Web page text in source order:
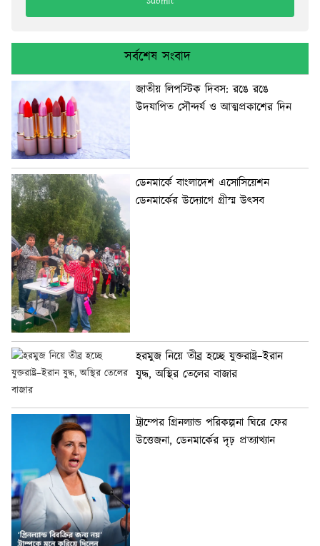
সর্বশেষ সংবাদ
জাতীয় লিপস্টিক দিবস: রঙে রঙে
উদযাপিত সৌন্দর্য ও আত্মপ্রকাশের দিন
ডেনমার্কে বাংলাদেশ এসোসিয়েশন
ডেনমার্কের উদ্যোগে গ্রীস্ম উৎসব
হরমুজ নিয়ে তীব্র হচ্ছে যুক্তরাষ্ট্র–ইরান
যুদ্ধ, অস্থির তেলের বাজার
ট্রাম্পের গ্রিনল্যান্ড পরিকল্পনা ঘিরে ফের
উত্তেজনা, ডেনমার্কের দৃঢ় প্রত্যাখ্যান